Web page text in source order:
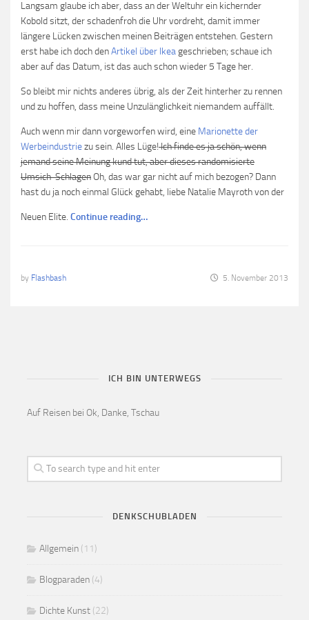
Langsam glaube ich aber, dass an der Weltuhr ein kichernder
Kobold sitzt, der schadenfroh die Uhr vordreht, damit immer
längere Lücken zwischen meinen Beiträgen entstehen. Gestern
erst habe ich doch denArtikel über Ikeageschrieben; schaue ich
aber auf das Datum, ist das auch schon wieder 5 Tage her.
So bleibt mir nichts anderes übrig, als der Zeit hinterher zu rennen
und zu hoffen, dass meine Unzulänglichkeit niemandem auffällt.
Auch wenn mir dann vorgeworfen wird, eine Marionette der
Werbeindustriezu sein. Alles Lüge!Ich finde es ja schön, wenn
jemand seine Meinung kund tut, aber dieses randomisierte
Umsich-SchlagenOh, das war gar nicht auf mich bezogen? Dann
hast du ja noch einmal Glück gehabt, liebe Natalie Mayroth von der
Neuen Elite. Continue reading…
by Flashbash 5. November 2013
ICH BIN UNTERWEGS
Auf Reisen bei Ok, Danke, Tschau
DENKSCHUBLADEN
Allgemein (11)
Blogparaden (4)
Dichte Kunst (22)